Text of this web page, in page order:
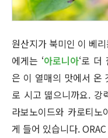
원산지가 북미인 이 베
에게는 ‘아로니아‘로 더
은 이 열매의 맛에서 온
로 시고 떫으니까요. 강
라보노이드와 카로티
게 들어 있습니다.